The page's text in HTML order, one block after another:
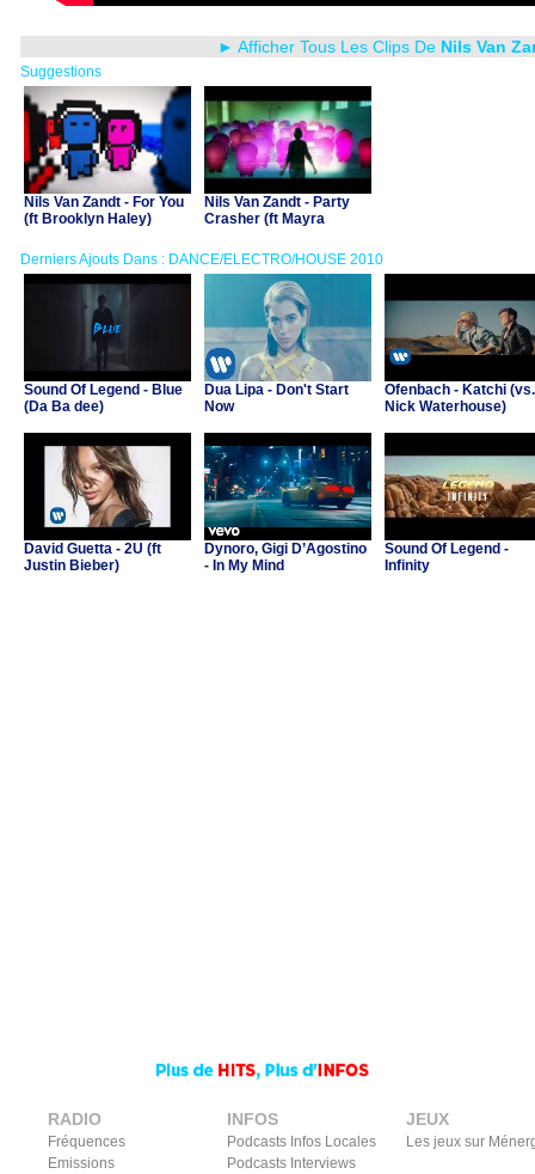
► Afficher Tous Les Clips De Nils Van
Suggestions
Nils Van Zandt - For You
(ft Brooklyn Haley)
Nils Van Zandt - Party
Crasher (ft Mayra
Derniers Ajouts Dans : DANCE/ELECTRO/HOUSE 2010
Sound Of Legend - Blue
(Da Ba dee)
Dua Lipa - Don't Start
Now
Ofenbach - Katchi (vs.
Nick Waterhouse)
David Guetta - 2U (ft
Justin Bieber)
Dynoro, Gigi D’Agostino
- In My Mind
Sound Of Legend -
Infinity
RADIO
Fréquences
Emissions
INFOS
Podcasts Infos Locales
Podcasts Interviews
JEUX
Les jeux sur